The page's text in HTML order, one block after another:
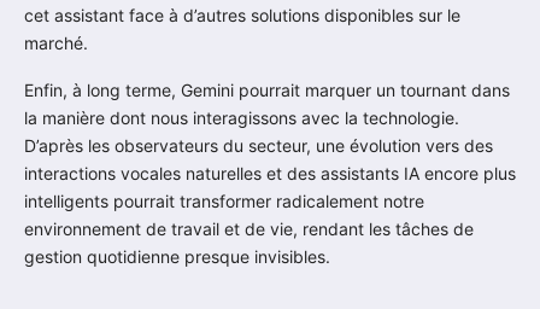
cet assistant face à d’autres solutions disponibles sur le
marché.
Enfin, à long terme, Gemini pourrait marquer un tournant dans
la manière dont nous interagissons avec la technologie.
D’après les observateurs du secteur, une évolution vers des
interactions vocales naturelles et des assistants IA encore plus
intelligents pourrait transformer radicalement notre
environnement de travail et de vie, rendant les tâches de
gestion quotidienne presque invisibles.